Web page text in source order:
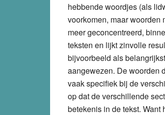
hebbende woordjes (als
voorkomen, maar woorden
meer geconcentreerd,
teksten en lijkt zinvolle
bijvoorbeeld als
aangewezen. De woorden
vaak specifiek bij de
op dat de verschillende
betekenis in de tekst.